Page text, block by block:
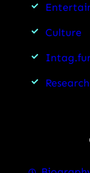
Culture
Research